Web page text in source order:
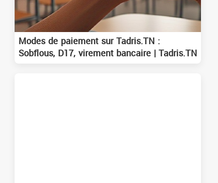
Modes de paiement sur Tadris.TN :
Sobflous, D17, virement bancaire | Tadris.TN